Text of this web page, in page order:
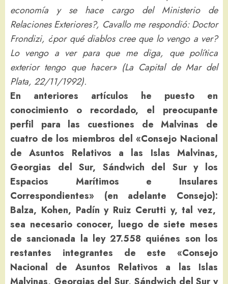
economía y se hace cargo del Ministerio de
Relaciones Exteriores?, Cavallo me respondió: Doctor
Frondizi, ¿por qué diablos cree que lo vengo a ver?
Lo vengo a ver para que me diga, que política
exterior tengo que hacer» (La Capital de Mar del
Plata, 22/11/1992).
En anteriores artículos he puesto en
conocimiento o recordado, el preocupante
perfil para las cuestiones de Malvinas de
cuatro de los miembros del «Consejo Nacional
de Asuntos Relativos a las Islas Malvinas,
Georgias del Sur, Sándwich del Sur y los
Espacios Marítimos e Insulares
Correspondientes» (en adelante Consejo):
Balza, Kohen, Padín y Ruiz Cerutti y, tal vez,
sea necesario conocer, luego de siete meses
de sancionada la ley 27.558 quiénes son los
restantes integrantes de este «Consejo
Nacional
de Asuntos Relativos a las Islas